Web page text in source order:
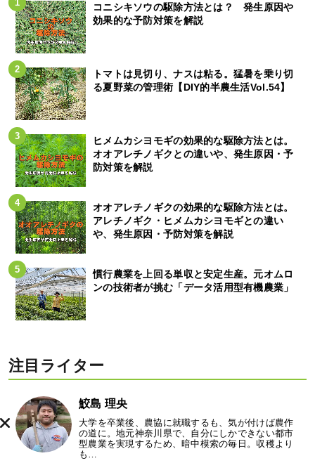
コニシキソウの駆除方法とは？ 発生原因や
効果的な予防対策を解説
トマトは見切り、ナスは粘る。猛暑を乗り切
る夏野菜の管理術【DIY的半農生活Vol.54】
ヒメムカシヨモギの効果的な駆除方法とは。
オオアレチノギクとの違いや、発生原因・予
防対策を解説
オオアレチノギクの効果的な駆除方法とは。
アレチノギク・ヒメムカシヨモギとの違い
や、発生原因・予防対策を解説
慣行農業を上回る単収と安定生産。元オムロ
ンの技術者が挑む「データ活用型有機農業」
注目ライター
鮫島 理央
大学を卒業後、農協に就職するも、気が付けば農作
の道に。地元神奈川県で、自分にしかできない都市
型農業を実現するため、暗中模索の毎日。収穫より
も…